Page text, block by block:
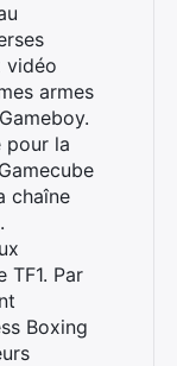
vidéo
armes
pour la
chaîne
TF1. Par
Boxing